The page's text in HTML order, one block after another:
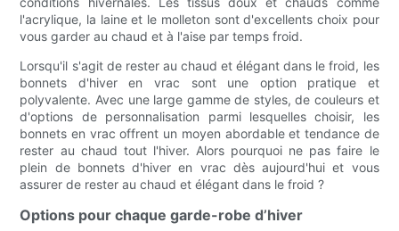
l'acrylique, la laine et le molleton sont d'excellents choix pour
vous garder au chaud et à l'aise par temps froid.
Lorsqu'il s'agit de rester au chaud et élégant dans le froid, les
bonnets d'hiver en vrac sont une option pratique et
polyvalente. Avec une large gamme de styles, de couleurs et
d'options de personnalisation parmi lesquelles choisir, les
bonnets en vrac offrent un moyen abordable et tendance de
rester au chaud tout l'hiver. Alors pourquoi ne pas faire le
plein de bonnets d'hiver en vrac dès aujourd'hui et vous
assurer de rester au chaud et élégant dans le froid ?
Options pour chaque garde-robe d’hiver